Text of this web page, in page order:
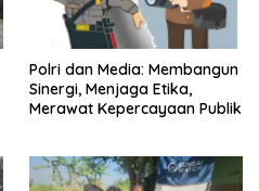
Polri dan Media: Membangun
Sinergi, Menjaga Etika,
Merawat Kepercayaan Publik